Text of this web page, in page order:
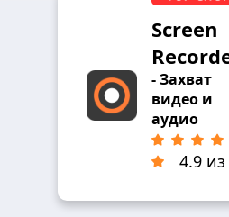
Screen
- Захват
видео и
аудио
4.9 из